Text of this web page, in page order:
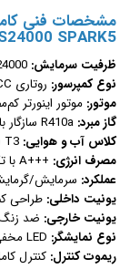
SPARK5
ظرفیت سرمایش:
نوع کمپرسور: روتاری GMCC (ساخت چین تحت لیسانس توشیبا)
موتور: موتور اینورتر
گاز مبرد: R410a سازگار با محیط زیست
کلاس آب و هوایی: T3 (مناسب مناطق گرمسیر مثل جنوب ایران)
مصرف انرژی: +++A با تکنولوژی اینورتر
عملکرد: سرمایش/
یونیت داخلی: طراحی
یونیت خارجی: ضد
نوع نمایشگر: LED مخفی روی پنل داخلی
ریموت کنترل: کنترل